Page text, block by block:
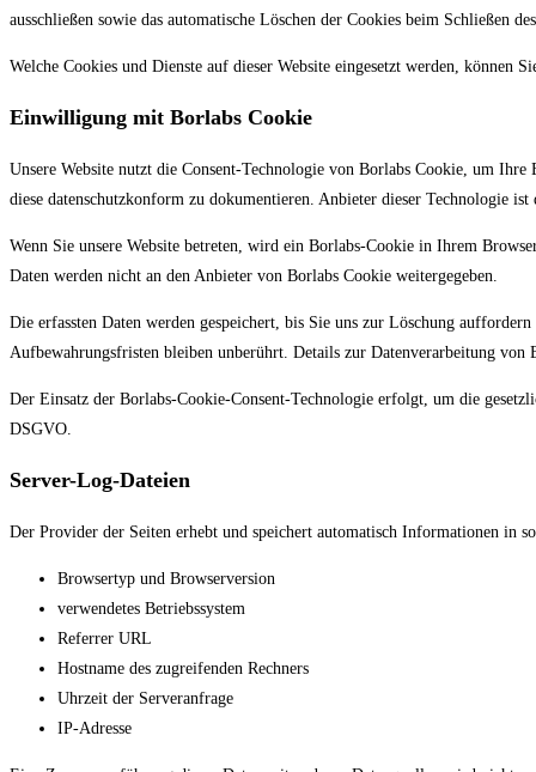
ausschließen sowie das automatische Löschen der Cookies beim Schließen
Welche Cookies und Dienste auf dieser Website eingesetzt werden, können
Einwilligung mit Borlabs Cookie
Unsere Website nutzt die Consent-Technologie von Borlabs Cookie, um
diese datenschutzkonform zu dokumentieren. Anbieter dieser Technologie
Wenn Sie unsere Website betreten, wird ein Borlabs-Cookie in Ihrem
Daten werden nicht an den Anbieter von Borlabs Cookie weitergegeben.
Die erfassten Daten werden gespeichert, bis Sie uns zur Löschung
Aufbewahrungsfristen bleiben unberührt. Details zur Datenverarbeitung
Der Einsatz der Borlabs-Cookie-Consent-Technologie erfolgt, um die
DSGVO.
Server-Log-Dateien
Der Provider der Seiten erhebt und speichert automatisch Informationen in
Browsertyp und Browserversion
verwendetes Betriebssystem
Referrer URL
Hostname des zugreifenden Rechners
Uhrzeit der Serveranfrage
IP-Adresse